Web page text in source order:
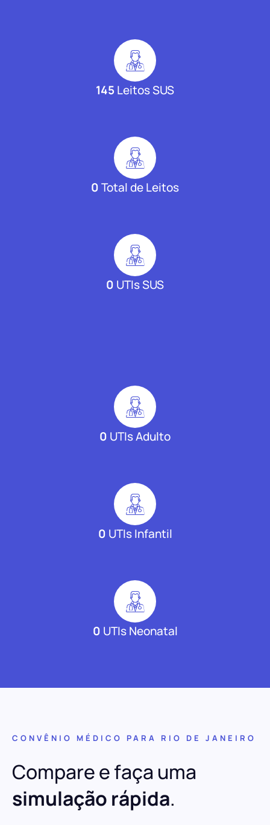
145Leitos SUS
0Total de Leitos
0 UTIs SUS
0 UTIs Adulto
0 UTIs Infantil
0 UTIs Neonatal
CONVÊNIO MÉDICO PARA RIO DE JANEIRO
Compare e faça uma
simulação rápida.